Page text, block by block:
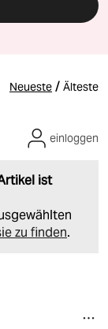
Neueste / Älteste
ist
zu finden.
einloggen